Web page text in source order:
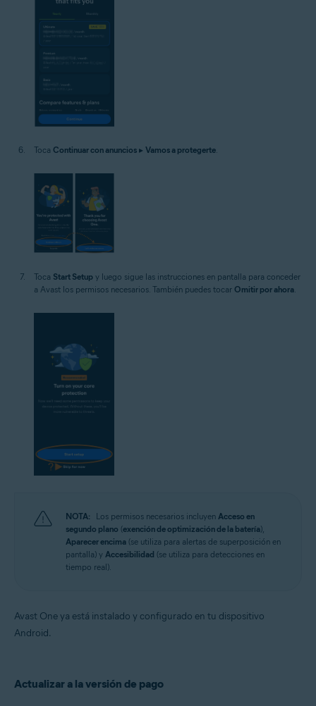
Toca Continuar con anuncios ▸ Vamos a protegerte
Toca Start Setup y luego sigue las instrucciones en pantalla para conceder
a Avast los permisos necesarios. También puedes tocar Omitir por ahora
NOTA: Los permisos necesarios incluyen Acceso en
segundo plano (exención de optimización de la batería),
Aparecer encima (se utiliza para alertas de superposición en
pantalla) y Accesibilidad (se utiliza para detecciones en
tiempo real).
Avast One ya está instalado y configurado en tu dispositivo
Android.
Actualizar a la versión de pago